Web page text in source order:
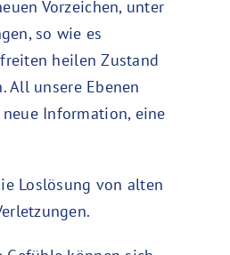
Vorzeichen, unter
so wie es
heilen Zustand
All unsere Ebenen
Information, eine
Loslösung von alten